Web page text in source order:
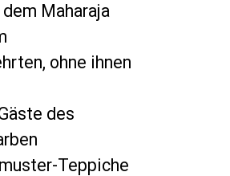
Maharaja
ohne ihnen
des
Teppiche